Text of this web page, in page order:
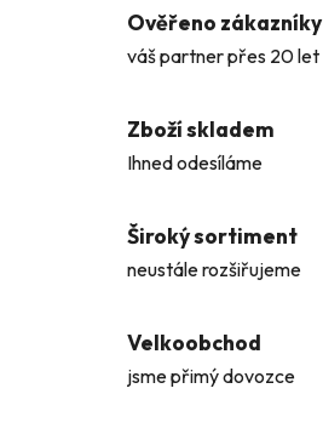
Ověřeno zákazníky
váš partner přes 20 let
Zboží skladem
Ihned odesíláme
Široký sortiment
neustále rozšiřujeme
Velkoobchod
jsme přimý dovozce